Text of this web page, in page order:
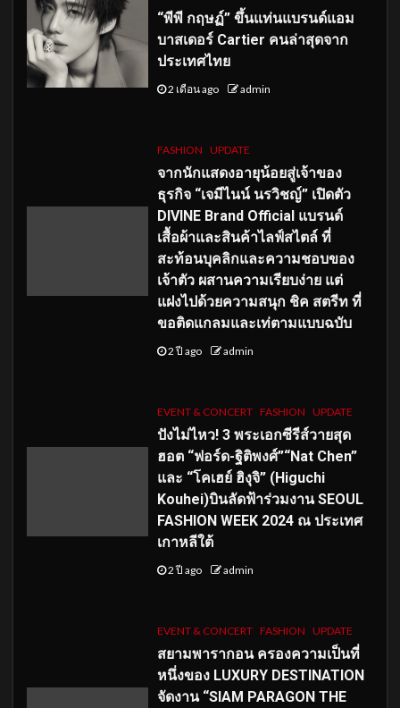
“พีพี กฤษฏ์” ขึ้นแท่นแบรนด์แอม
บาสเดอร์ Cartier คนล่าสุดจาก
ประเทศไทย
2 เดือน ago admin
FASHION UPDATE
จากนักแสดงอายุน้อยสู่เจ้าของ
ธุรกิจ “เจมีไนน์ นรวิชญ์” เปิดตัว
DIVINE Brand Official แบรนด์
เสื้อผ้าและสินค้าไลฟ์สไตล์ ที่
สะท้อนบุคลิกและความชอบของ
เจ้าตัว ผสานความเรียบง่าย แต่
แฝงไปด้วยความสนุก ชิค สตรีท ที่
ขอติดแกลมและเท่ตามแบบฉบับ
2 ปี ago admin
EVENT & CONCERT FASHION UPDATE
ปังไม่ไหว! 3 พระเอกซีรีส์วายสุด
ฮอต “ฟอร์ด-ฐิติพงศ์”“Nat Chen”
และ “โคเฮย์ ฮิงุจิ” (Higuchi
Kouhei)บินลัดฟ้าร่วมงาน SEOUL
FASHION WEEK 2024 ณ ประเทศ
เกาหลีใต้
2 ปี ago admin
EVENT & CONCERT FASHION UPDATE
สยามพารากอน ครองความเป็นที่
หนึ่งของ LUXURY DESTINATION
จัดงาน “SIAM PARAGON THE